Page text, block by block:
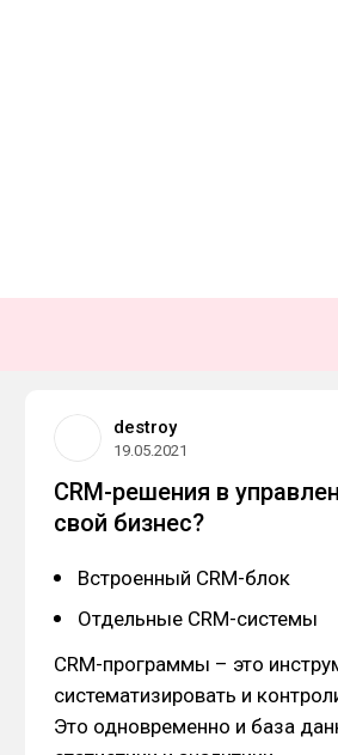
destroy
19.05.2021
CRM-решения в
свой бизнес?
Встроенный CRM-блок
Отдельные CRM-системы
CRM-программы – это
систематизировать и
Это одновременно и база